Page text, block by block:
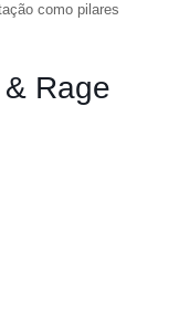
como pilares
Rage